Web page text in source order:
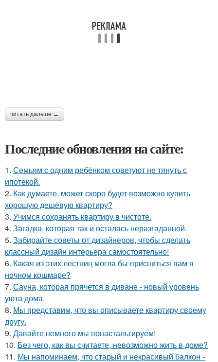
читать дальше →
Последние обновления на сайте:
1. Семьям с одним ребёнком советуют не тянуть с
ипотекой.
2. Как думаете, может скоро будет возможно купить
хорошую дешёвую квартиру?
3. Учимся сохранять квартиру в чистоте.
4. Загадка, которая так и осталась неразгаданной.
5. Забирайте советы от дизайнеров, чтобы сделать
классный дизайн интерьера самостоятельно!
6. Какая из этих лестниц могла бы присниться вам в
ночном кошмаре?
7. Сауна, которая прячется в диване - новый уровень
уюта дома.
8. Мы представим, что вы описываете квартиру своему
другу.
9. Давайте немного мы понастальгируем!
10. Без чего, как вы считаете, невозможно жить в доме?
11. Мы напоминаем, что старый и некрасивый балкон -